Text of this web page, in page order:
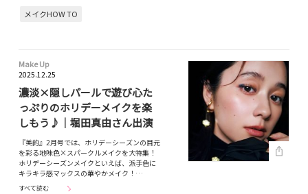
メイクHOW TO
Make Up
2025.12.25
濃淡×隠しパールで遊び心た
っぷりのホリデーメイクを楽
しもう♪｜堀田真由さん出演
『美的』2月号では、ホリデーシーズンの目元
を彩る地味色×スパークルメイクを大特集！
ホリデーシーズンメイクといえば、派手色に
キラキラ感マックスの華やかメイク！…
すべて読む